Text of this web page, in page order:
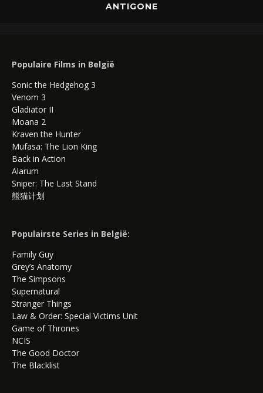
ANTIGONE
Populaire Films in België
Sonic the Hedgehog 3
Venom 3
Gladiator II
Moana 2
Kraven the Hunter
Mufasa: The Lion King
Back in Action
Alarum
Sniper: The Last Stand
熊猫计划
Populairste Series in België:
Family Guy
Grey’s Anatomy
The Simpsons
Supernatural
Stranger Things
Law & Order: Special Victims Unit
Game of Thrones
NCIS
The Good Doctor
The Blacklist